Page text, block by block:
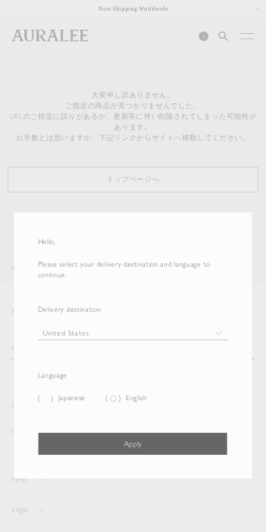
Hello,
Please select your delivery destination and language to
continue.
Delivery destination
Language
Japanese English
Apply
Now Shipping Worldwide
0
大変申し訳ありません。
ご指定の商品が見つかりませんでした。
URLのご指定に誤りがあるか、更新等に伴い削除されてしまった可能性が
あります。
お手数とは思いますが、下記リンクからサイトへ移動してください。
トップページへ
AURALEE ITEM
Newsletter
Delivery destination and Language
United States English
Help
Legal